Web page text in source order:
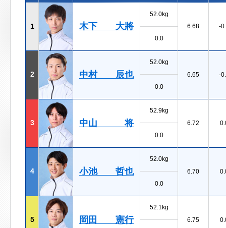
1 木下 大將
52.0kg
6.68
-
0.0
2 中村 辰也
52.0kg
6.65
-
0.0
3 中山 将
52.9kg
6.72
0.0
4 小池 哲也
52.0kg
6.70
0.0
5 岡田 憲行
52.1kg
6.75